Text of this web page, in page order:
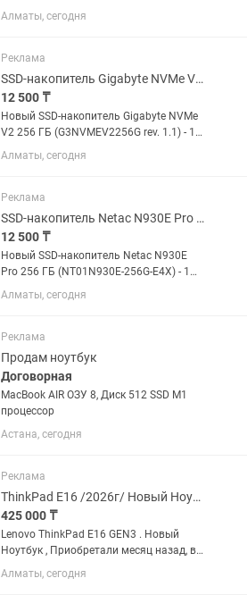
сборки используем новые с гарантией!
Бюджетные офисные компьютеры,
документов для организаций,
гарантия...
Алматы, сегодня
Реклама
SSD-накопитель Gigabyte NVMe V2 256 ГБ (G3NVMEV2256G rev. 1.1)
12 500 ₸
Новый SSD-накопитель Gigabyte NVMe
V2 256 ГБ (G3NVMEV2256G rev. 1.1) - 1
шт в наличие
Алматы, сегодня
Реклама
SSD-накопитель Netac N930E Pro 256 ГБ (NT01N930E-256G-E4X)
12 500 ₸
Новый SSD-накопитель Netac N930E
Pro 256 ГБ (NT01N930E-256G-E4X) - 1
шт в наличие
Алматы, сегодня
Реклама
Продам ноутбук
Договорная
MacBook AIR ОЗУ 8, Диск 512 SSD M1
процессор
Астана, сегодня
Реклама
ThinkPad E16 /2026г/ Новый Ноутбук / Ultra 5 / Озу-16
425 000 ₸
Lenovo ThinkPad E16 GEN3 . Новый
Ноутбук , Приобретали месяц назад, в
использовании был два дня .
Установлен Windows 11 .
Алматы, сегодня